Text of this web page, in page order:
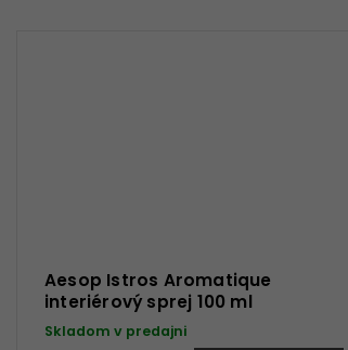
Aesop Istros Aromatique
interiérový sprej 100 ml
Skladom v predajni